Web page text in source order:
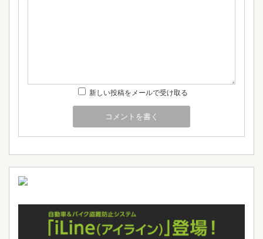
新しい投稿をメールで受け取る